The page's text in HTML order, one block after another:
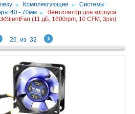
/ Комплектующие /
Системы
40 - 70мм /
Вентилятор для корпуса
(11 дБ, 1600rpm, 10 CFM, 3pin)
26 из 32